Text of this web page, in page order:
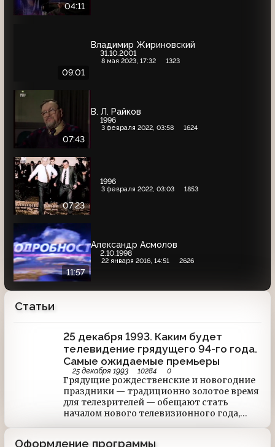
04:11
09:01
Владимир Жириновский
31.10.2001
8 мая 2023, 17:32 1323
07:43
В. Л. Райков
1996
3 февраля 2022, 03:58 1624
07:23
1996
3 февраля 2022, 03:03 1853
11:57
Александр Асмолов
2.10.1998
22 января 2016, 14:51 2626
Статьи
25 декабря 1993. Каким будет
телевидение грядущего 94-го года.
Самые ожидаемые премьеры
25 декабря 1993 10284 0
Грядущие рождественские и новогодние
праздники — традиционно золотое время
для телезрителей — обещают стать
началом нового телевизионного года,
Оформление программы